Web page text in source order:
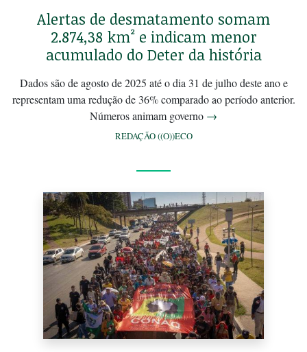
Alertas de desmatamento somam
2.874,38 km² e indicam menor
acumulado do Deter da história
Dados são de agosto de 2025 até o dia 31 de julho deste ano e
representam uma redução de 36% comparado ao período anterior.
Números animam governo →
REDAÇÃO ((O))ECO